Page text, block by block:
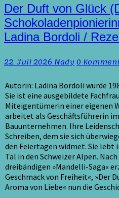
Der
Duft
von
Glück
(Die
Schokoladenpionierinnen
Band
von
Ladina
Bordoli
/
Rezension
Der Duft von Glück
Ladina Bordoli /
22. Juli 2026Nady0
Autorin: Ladina Bordoli wurde
Sie ist eine ausgebildete
Miteigentümerin einer eigenen
arbeitet als Geschäftsführerin
Bauunternehmen. Ihre
Schreiben, dem sie sich
den Feiertagen widmet. Sie
Tal in den Schweizer Alpen.
dreibändigen »Mandelli-Saga«
Geschmack von Freiheit«, »Der
Aroma von Liebe« nun die